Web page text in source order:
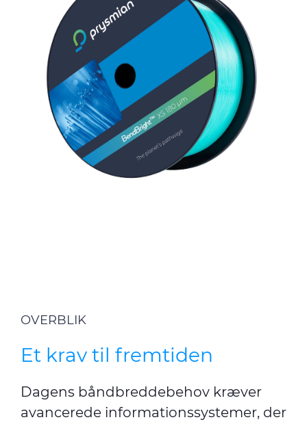
OVERBLIK
Et krav til fremtiden
Dagens båndbreddebehov kræver
avancerede informationssystemer, der